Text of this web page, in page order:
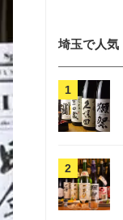
埼玉で人気